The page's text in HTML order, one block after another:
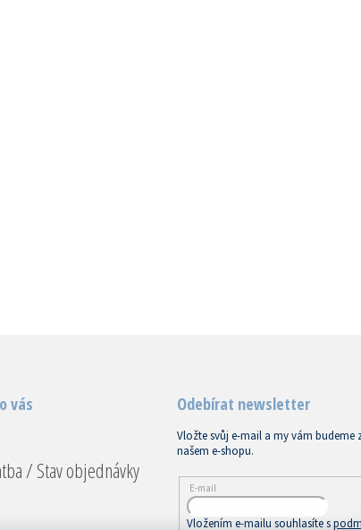
vás
/ Stav objednávky
Odebírat newsletter
Vložte svůj e-mail a my vám
našem e-shopu.
E-mail
Vložením e-mailu souhlasíte s